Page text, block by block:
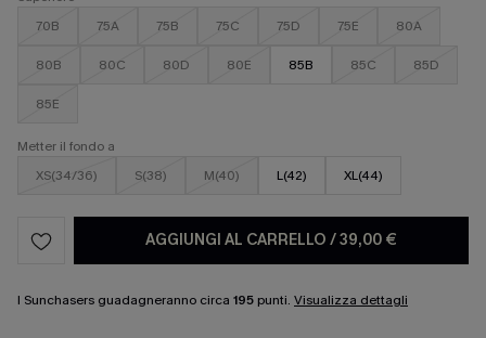
70B
75A 75B 75C 75D 75E 80A
80B 80C 80D 80E 85B 85C 85D
85E
Metter il fondo a
XS(34/36)
S(38) M(40) L(42) XL(44)
AGGIUNGI AL CARRELLO /39,00 €
I Sunchasers guadagneranno circa 195 punti. Visualizza dettagli